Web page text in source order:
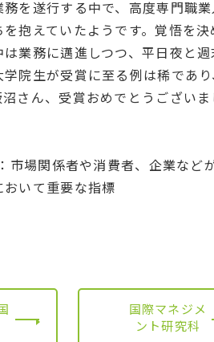
を遂行する中で、高度専門職
抱えていたようです。覚悟を
業務に邁進しつつ、平日夜と
院生が受賞に至る例は稀であ
さん、受賞おめでとうございま
市場関係者や消費者、企業など
いて重要な指標
国際マネジメ
ント研究科